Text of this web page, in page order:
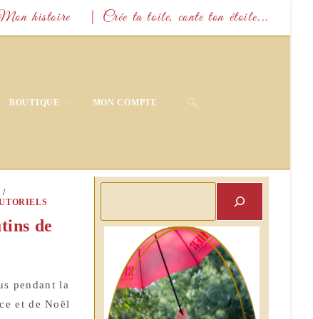
histoire | Crée ta toile, conte ton étoile...
BOUTIQUE MON COMPTE TOGGLE
SEARCH
/
de
pendant la
et de Noël